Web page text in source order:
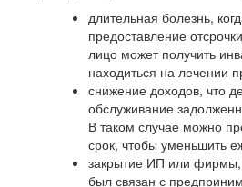
длительная болезнь,
предоставление
лицо может получить
находиться на лечении
снижение доходов, что
обслуживание
В таком случае можно
срок, чтобы уменьшить
закрытие ИП или фирмы,
был связан с